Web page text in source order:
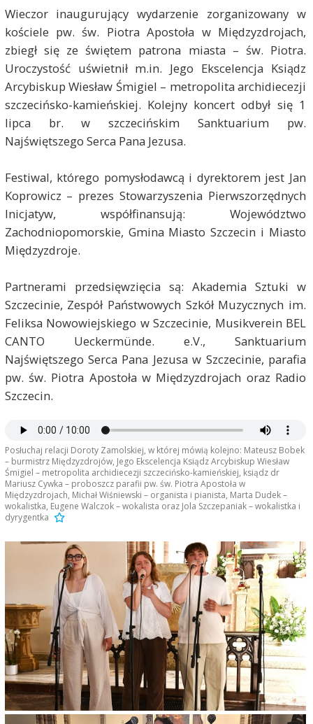
Wieczor inaugurujący wydarzenie zorganizowany w
kościele pw. św. Piotra Apostoła w Międzyzdrojach,
zbiegł się ze świętem patrona miasta – św. Piotra.
Uroczystość uświetnił m.in. Jego Ekscelencja Ksiądz
Arcybiskup Wiesław Śmigiel – metropolita archidiecezji
szczecińsko-kamieńskiej. Kolejny koncert odbył się 1
lipca br. w szczecińskim Sanktuarium pw.
Najświętszego Serca Pana Jezusa.
Festiwal, którego pomysłodawcą i dyrektorem jest Jan
Koprowicz – prezes Stowarzyszenia Pierwszorzędnych
Inicjatyw, współfinansują: Województwo
Zachodniopomorskie, Gmina Miasto Szczecin i Miasto
Międzyzdroje.
Partnerami przedsięwzięcia są: Akademia Sztuki w
Szczecinie, Zespół Państwowych Szkół Muzycznych im.
Feliksa Nowowiejskiego w Szczecinie, Musikverein BEL
CANTO Ueckermünde. e.V., Sanktuarium
Najświętszego Serca Pana Jezusa w Szczecinie, parafia
pw. św. Piotra Apostoła w Międzyzdrojach oraz Radio
Szczecin.
Posłuchaj relacji Doroty Zamolskiej, w której mówią kolejno: Mateusz Bobek
– burmistrz Międzyzdrojów, Jego Ekscelencja Ksiądz Arcybiskup Wiesław
Śmigiel – metropolita archidiecezji szczecińsko-kamieńskiej, ksiądz dr
Mariusz Cywka – proboszcz parafii pw. św. Piotra Apostoła w
Międzyzdrojach, Michał Wiśniewski – organista i pianista, Marta Dudek –
wokalistka, Eugene Walczok – wokalista oraz Jola Szczepaniak – wokalistka i
dyrygentka